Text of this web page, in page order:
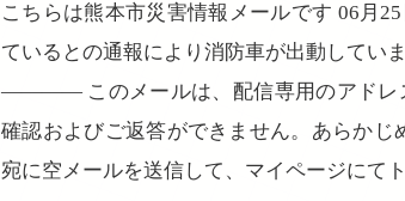
こちらは熊本市災害情報メールです 06月
ているとの通報により消防車が出動していま
———— このメールは、配信専用のアドレ
確認およびご返答ができません。あらかじ
宛に空メールを送信して、マイページにて